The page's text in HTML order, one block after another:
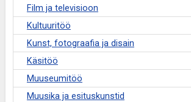
Film ja televisioon
Kultuuritöö
Kunst, fotograafia ja disain
Käsitöö
Muuseumitöö
Muusika ja esituskunstid